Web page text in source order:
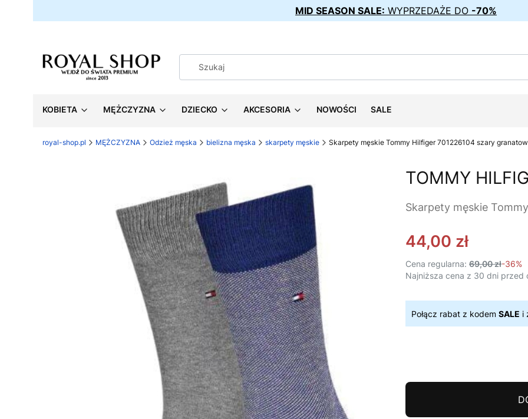
MID SEASON SALE: WYPRZEDAŻE DO -70%
KOBIETA MĘŻCZYZNA DZIECKO AKCESORIA NOWOŚCI SALE
royal-shop.pl MĘŻCZYZNA Odzież męska bielizna męska skarpety męskie Skarpety męskie Tommy Hilfiger 701226104 szary
TOMMY
Skarpety męskie
44,00 zł
Cena regularna: 69,00 zł-36%
Najniższa cena z 30 dni przed
Połącz rabat z kodem SALE i